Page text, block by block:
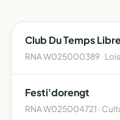
Club Du Temps
RNA W025000389 ·
Festi'dorengt
RNA W025004721 ·